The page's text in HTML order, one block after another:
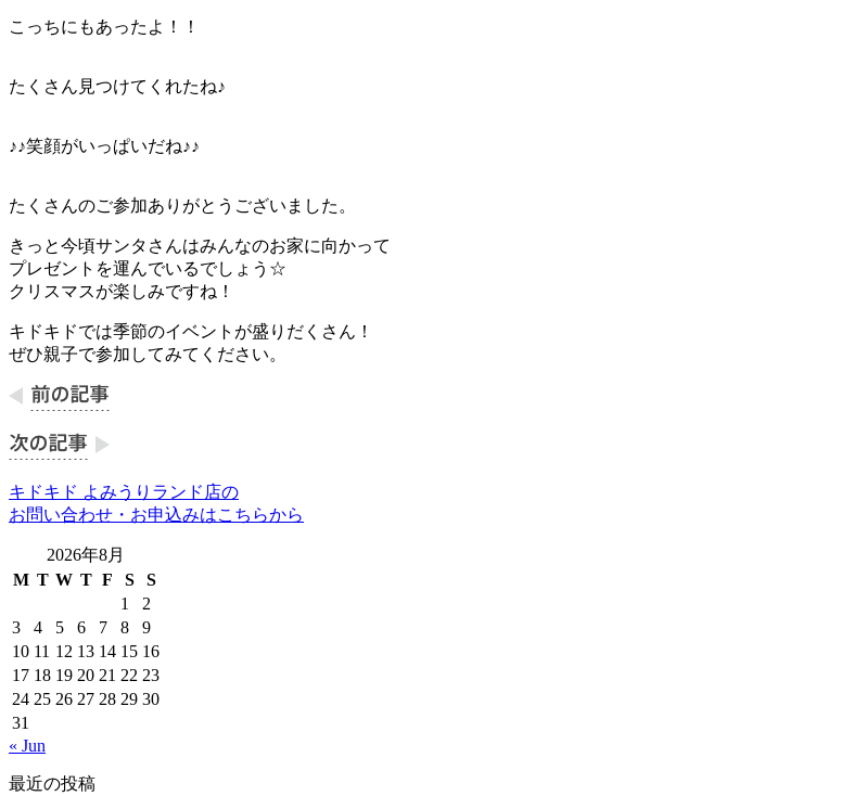
こっちにもあったよ！！
たくさん見つけてくれたね♪
♪♪笑顔がいっぱいだね♪♪
たくさんのご参加ありがとうございました。
きっと今頃サンタさんはみんなのお家に向かって
プレゼントを運んでいるでしょう☆
クリスマスが楽しみですね！
キドキドでは季節のイベントが盛りだくさん！
ぜひ親子で参加してみてください。
キドキド よみうりランド店の
お問い合わせ・お申込みはこちらから
2026年8月
M T W T F S
S
1
2
3
4 5 6 7 8
9
10 11 12 13 14 15 16
17 18 19 20 21 22 23
24 25 26 27 28 29 30
31
« Jun
最近の投稿